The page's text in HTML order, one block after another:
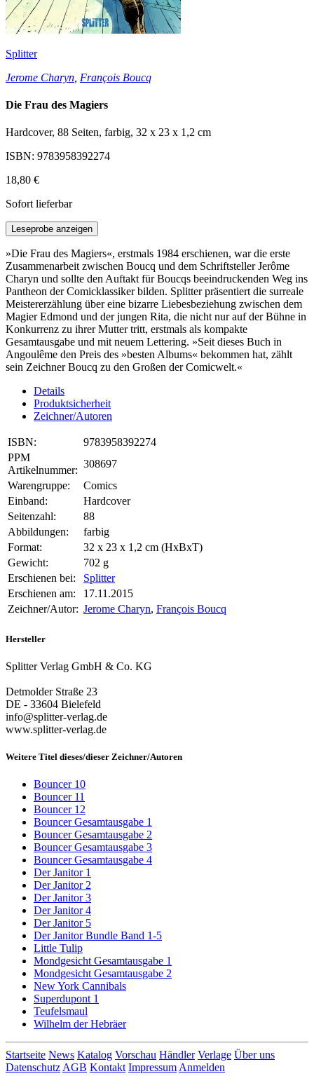
Splitter
Jerome Charyn François Boucq
Die Frau des Magiers
Hardcover, 88 Seiten, farbig, 32 x 23 x 1,2 cm
ISBN: 9783958392274
18,80 €
Sofort lieferbar
Leseprobe anzeigen
»Die Frau des Magiers«, erstmals 1984 erschienen, war die erste
Zusammenarbeit zwischen Boucq und dem Schriftsteller Jerôme
Charyn und sollte den Auftakt für Boucqs beeindruckenden Weg ins
Pantheon der Comicklassiker bilden. Splitter präsentiert die surreale
Meistererzählung über eine bizarre Liebesbeziehung zwischen dem
Magier Edmond und der jungen Rita, die nicht nur auf der Bühne in
Konkurrenz zu ihrer Mutter tritt, erstmals als kompakte
Gesamtausgabe und mit neuem Lettering. »Seit dieses Buch in
Angoulême den Preis des »besten Albums« bekommen hat, zählt
sein Zeichner Boucq zu den Großen der Comicwelt.«
Details
Produktsicherheit
Zeichner/Autoren
ISBN:
9783958392274
PPM
Artikelnummer:
308697
Warengruppe:
Comics
Einband:
Hardcover
Seitenzahl:
88
Abbildungen:
farbig
Format:
32 x 23 x 1,2 cm (HxBxT)
Gewicht:
702 g
Erschienen bei:
Splitter
Erschienen am:
17.11.2015
Zeichner/Autor: Jerome Charyn, François Boucq
Hersteller
Splitter Verlag GmbH & Co. KG
Detmolder Straße 23
DE - 33604 Bielefeld
info@splitter-verlag.de
www.splitter-verlag.de
Weitere Titel dieses/dieser Zeichner/Autoren
Bouncer 10
Bouncer 11
Bouncer 12
Bouncer Gesamtausgabe 1
Bouncer Gesamtausgabe 2
Bouncer Gesamtausgabe 3
Bouncer Gesamtausgabe 4
Der Janitor 1
Der Janitor 2
Der Janitor 3
Der Janitor 4
Der Janitor 5
Der Janitor Bundle Band 1-5
Little Tulip
Mondgesicht Gesamtausgabe 1
Mondgesicht Gesamtausgabe 2
New York Cannibals
Superdupont 1
Teufelsmaul
Wilhelm der Hebräer
Startseite News Katalog Vorschau Händler Verlage Über uns
Datenschutz AGB Kontakt Impressum Anmelden